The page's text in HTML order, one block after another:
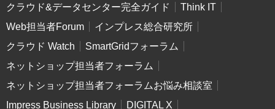
クラウド&データセンター完全ガイド
Think IT
Web担当者Forum
インプレス総合研究所
クラウド Watch
SmartGridフォーラム
ネットショップ担当者フォーラム
ネットショップ担当者フォーラムお悩み相談室
Impress Business Library
DIGITAL X